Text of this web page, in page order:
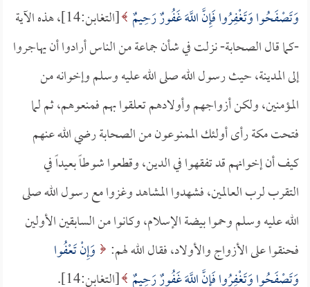
وَتَصْفَحُوا وَتَغْفِرُوا فَإِنَّ اللَّهَ غَفُورٌ رَحِيمٌ
[التغابن:14]، هذه الآية
-كما قال الصحابة- نزلت في شأن جماعة من الناس أرادوا أن يهاجروا
إلى المدينة، حيث رسول الله صلى الله عليه وسلم وإخوانه من
المؤمنين، ولكن أزواجهم وأولادهم تعلقوا بهم فمنعوهم، ثم لما
فتحت مكة رأى أولئك الممنوعون من الصحابة رضي الله عنهم
كيف أن إخوانهم قد تفقهوا في الدين، وقطعوا شوطاً بعيداً في
التقرب لرب العالمين، فشهدوا المشاهد وغزوا مع رسول الله صلى
الله عليه وسلم وحموا بيضة الإسلام، وكانوا من السابقين الأولين
فحنقوا على الأزواج والأولاد، فقال الله لهم:
وَإِنْ تَعْفُوا
وَتَصْفَحُوا وَتَغْفِرُوا فَإِنَّ اللَّهَ غَفُورٌ رَحِيمٌ [التغابن:14].